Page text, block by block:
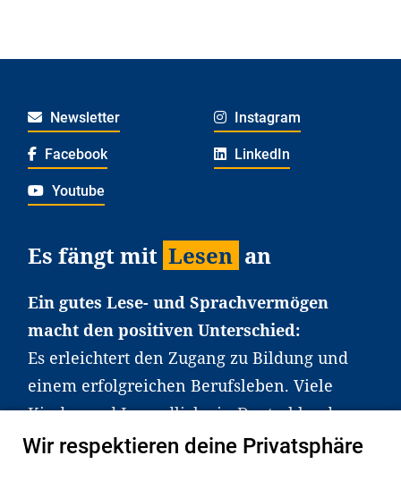
Newsletter Instagram
Facebook LinkedIn
Youtube
Es fängt mit Lesen an
Ein gutes Lese- und Sprachvermögen
macht den positiven Unterschied:
Es erleichtert den Zugang zu Bildung und
einem erfolgreichen Berufsleben. Viele
Kinder und Jugendliche in Deutschland
haben aber große Schwierigkeiten dabei.
Wir respektieren deine Privatsphäre